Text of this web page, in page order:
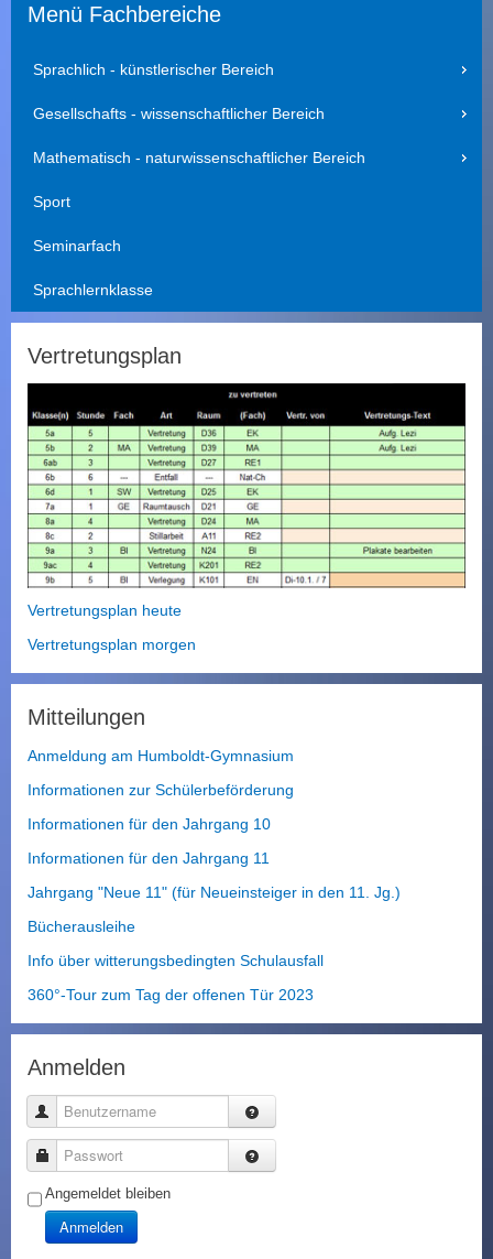
e
s
Menü Fachbereiche
Sprachlich - künstlerischer Bereich
Gesellschafts - wissenschaftlicher Bereich
Mathematisch - naturwissenschaftlicher Bereich
Sport
Seminarfach
Sprachlernklasse
Vertretungsplan
Vertretungsplan heute
Vertretungsplan morgen
Mitteilungen
Anmeldung am Humboldt-Gymnasium
Informationen zur Schülerbeförderung
Informationen für den Jahrgang 10
Informationen für den Jahrgang 11
Jahrgang "Neue 11" (für Neueinsteiger in den 11. Jg.)
Bücherausleihe
Info über witterungsbedingten Schulausfall
360°-Tour zum Tag der offenen Tür 2023
Anmelden
Benutzername
Passwort
Angemeldet bleiben
Anmelden